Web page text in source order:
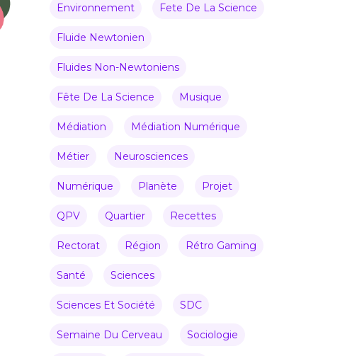
Environnement Fete De La Science
Fluide Newtonien
Fluides Non-Newtoniens
Fête De La Science Musique
Médiation Médiation Numérique
Métier Neurosciences
Numérique Planète Projet
QPV Quartier Recettes
Rectorat Région Rétro Gaming
Santé Sciences
Sciences Et Société SDC
Semaine Du Cerveau Sociologie